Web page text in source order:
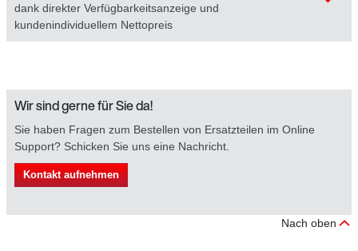
dank direkter Verfügbarkeitsanzeige und
kundenindividuellem Nettopreis
Wir sind gerne für Sie da!
Sie haben Fragen zum Bestellen von Ersatzteilen im Online
Support? Schicken Sie uns eine Nachricht.
Kontakt aufnehmen
Nach oben